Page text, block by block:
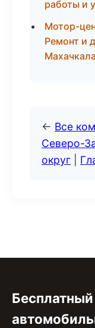
работы и
Мотор-
Ремонт и
Махачкала
← Все
Северо-
округ
Бесплатный